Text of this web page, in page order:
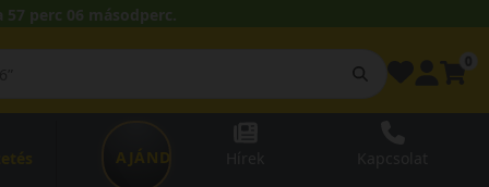
57 perc 05 másodperc.
AJÁNDÉKUTALVÁNY